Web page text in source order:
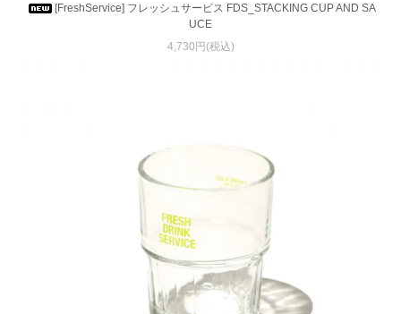
[FreshService] フレッシュサービス FDS_STACKING CUP AND SA
UCE
4,730円(税込)